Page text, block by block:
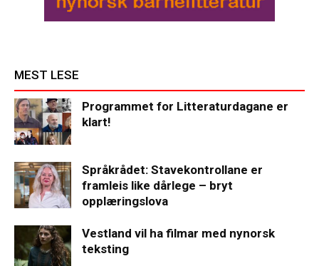
MEST LESE
Programmet for Litteraturdagane er
klart!
Språkrådet: Stavekontrollane er
framleis like dårlege – bryt
opplæringslova
Vestland vil ha filmar med nynorsk
teksting